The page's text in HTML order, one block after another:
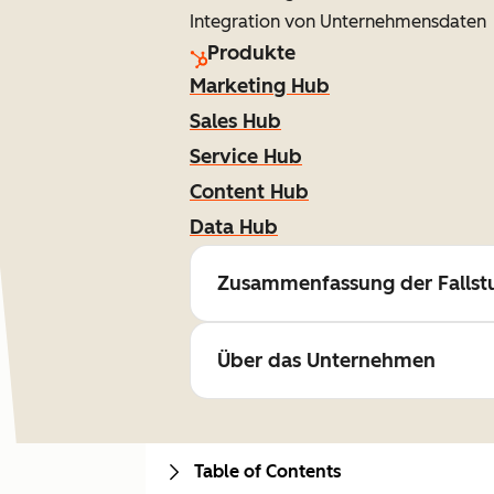
Integration von Unternehmensdaten
Produkte
Marketing Hub
Sales Hub
Service Hub
Content Hub
Data Hub
Zusammenfassung der
Über das Unternehmen
Table of Contents